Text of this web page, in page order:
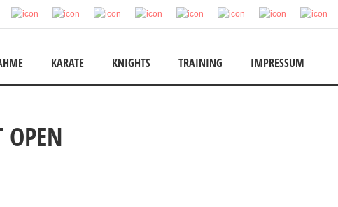
KARATE KNIGHTS TRAINING IMPRESSUM